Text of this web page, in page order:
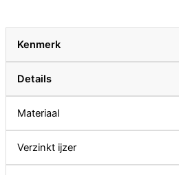
Kenmerk
Details
Materiaal
Verzinkt ijzer